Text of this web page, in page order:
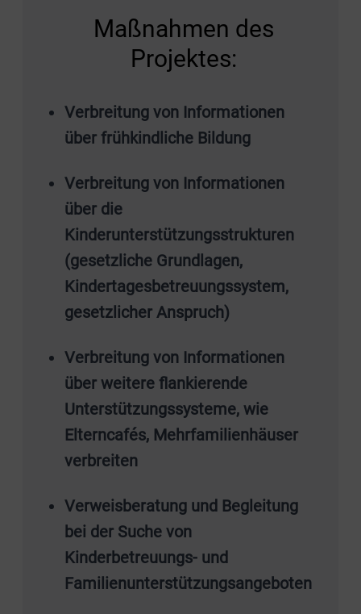
Maßnahmen des
Projektes:
Verbreitung von Informationen
über frühkindliche Bildung
Verbreitung von Informationen
über die
Kinderunterstützungsstrukturen
(gesetzliche Grundlagen,
Kindertagesbetreuungssystem,
gesetzlicher Anspruch)
Verbreitung von Informationen
über weitere flankierende
Unterstützungssysteme, wie
Elterncafés, Mehrfamilienhäuser
verbreiten
Verweisberatung und Begleitung
bei der Suche von
Kinderbetreuungs- und
Familienunterstützungsangeboten